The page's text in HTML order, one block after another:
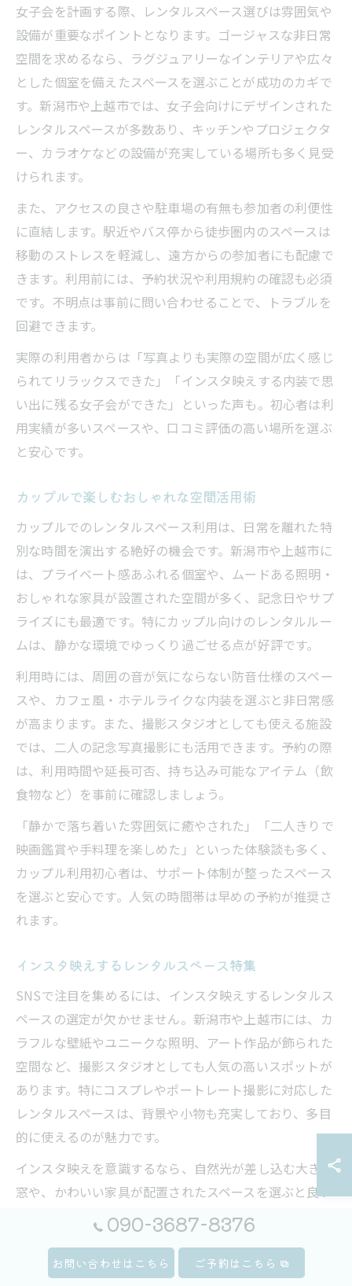
女子会を計画する際、レンタルスペース選びは雰囲気や
設備が重要なポイントとなります。ゴージャスな非日常
空間を求めるなら、ラグジュアリーなインテリアや広々
とした個室を備えたスペースを選ぶことが成功のカギで
す。新潟市や上越市では、女子会向けにデザインされた
レンタルスペースが多数あり、キッチンやプロジェクタ
ー、カラオケなどの設備が充実している場所も多く見受
けられます。
また、アクセスの良さや駐車場の有無も参加者の利便性
に直結します。駅近やバス停から徒歩圏内のスペースは
移動のストレスを軽減し、遠方からの参加者にも配慮で
きます。利用前には、予約状況や利用規約の確認も必須
です。不明点は事前に問い合わせることで、トラブルを
回避できます。
実際の利用者からは「写真よりも実際の空間が広く感じ
られてリラックスできた」「インスタ映えする内装で思
い出に残る女子会ができた」といった声も。初心者は利
用実績が多いスペースや、口コミ評価の高い場所を選ぶ
と安心です。
カップルで楽しむおしゃれな空間活用術
カップルでのレンタルスペース利用は、日常を離れた特
別な時間を演出する絶好の機会です。新潟市や上越市に
は、プライベート感あふれる個室や、ムードある照明・
おしゃれな家具が設置された空間が多く、記念日やサプ
ライズにも最適です。特にカップル向けのレンタルルー
ムは、静かな環境でゆっくり過ごせる点が好評です。
利用時には、周囲の音が気にならない防音仕様のスペー
スや、カフェ風・ホテルライクな内装を選ぶと非日常感
が高まります。また、撮影スタジオとしても使える施設
では、二人の記念写真撮影にも活用できます。予約の際
は、利用時間や延長可否、持ち込み可能なアイテム（飲
食物など）を事前に確認しましょう。
「静かで落ち着いた雰囲気に癒やされた」「二人きりで
映画鑑賞や手料理を楽しめた」といった体験談も多く、
カップル利用初心者は、サポート体制が整ったスペース
を選ぶと安心です。人気の時間帯は早めの予約が推奨さ
れます。
インスタ映えするレンタルスペース特集
SNSで注目を集めるには、インスタ映えするレンタルス
ペースの選定が欠かせません。新潟市や上越市には、カ
ラフルな壁紙やユニークな照明、アート作品が飾られた
空間など、撮影スタジオとしても人気の高いスポットが
あります。特にコスプレやポートレート撮影に対応した
レンタルスペースは、背景や小物も充実しており、多目
的に使えるのが魅力です。
インスタ映えを意識するなら、自然光が差し込む大きな
窓や、かわいい家具が配置されたスペースを選ぶと良い
でしょう。撮影用のリングライトや背景布を貸し出して
ることができます。予約前には、撮影の可否や利用可能
090-3687-8376
お問い合わせはこちら ご予約はこちら